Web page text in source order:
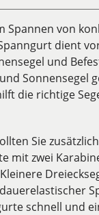
Spannen von
dient
und
Sonnensegel
die richtige
Sie
mit zwei
schnell und